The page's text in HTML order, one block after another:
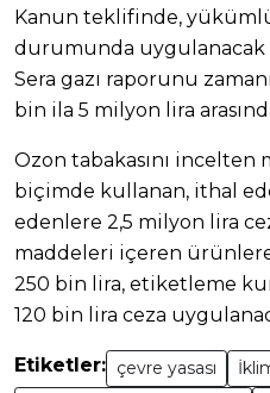
Kanun teklifinde,
durumunda uygulanacak
Sera gazı raporunu
bin ila 5 milyon lira
Ozon tabakasını incelten
biçimde kullanan, ithal
edenlere 2,5 milyon lira
maddeleri içeren
250 bin lira, etiketleme
120 bin lira ceza
Etiketler: çevre yasası